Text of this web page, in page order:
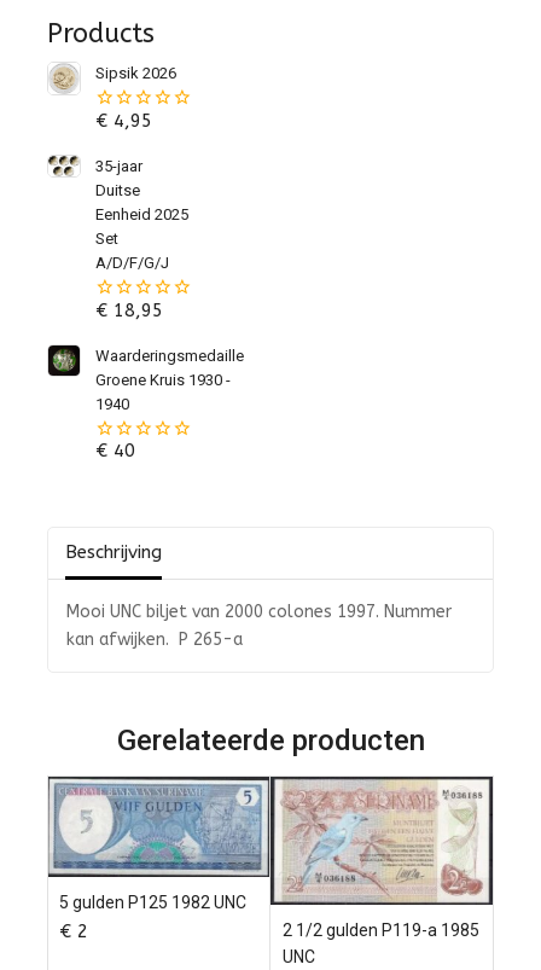
Products
Sipsik 2026
0
de
€4,95
35-jaar
Duitse
Eenheid 2025
Set
A/D/F/G/J
0
de
€18,95
Waarderingsmedaille
Groene Kruis 1930 -
1940
0
€40
Beschrijving
Mooi UNC biljet van 2000 colones 1997. Nummer
kan afwijken. P 265-a
Gerelateerde producten
5 gulden P125 1982 UNC
€ 2
2 1/2 gulden P119-a 1985
UNC